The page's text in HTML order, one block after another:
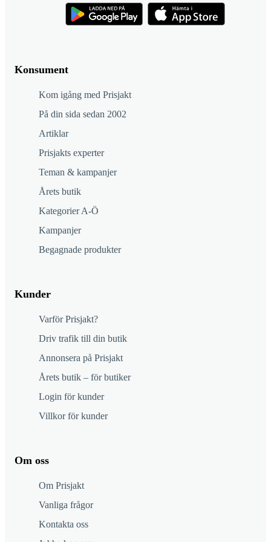
Konsument
Kom igång med Prisjakt
På din sida sedan 2002
Artiklar
Prisjakts experter
Teman & kampanjer
Årets butik
Kategorier A-Ö
Kampanjer
Begagnade produkter
Kunder
Varför Prisjakt?
Driv trafik till din butik
Annonsera på Prisjakt
Årets butik – för butiker
Login för kunder
Villkor för kunder
Om oss
Om Prisjakt
Vanliga frågor
Kontakta oss